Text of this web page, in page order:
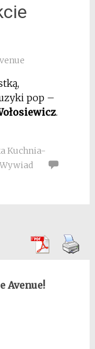
pop –
.
Kuchnia-
Wywiad
Avenue!